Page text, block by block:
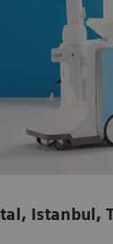
Istanbul,